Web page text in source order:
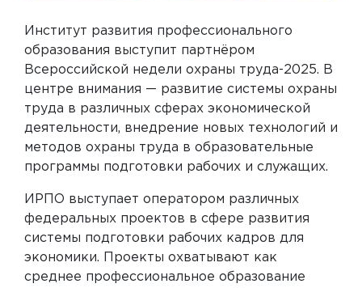
Институт развития профессионального
образования выступит партнёром
Всероссийской недели охраны труда-2025. В
центре внимания — развитие системы охраны
труда в различных сферах экономической
деятельности, внедрение новых технологий и
методов охраны труда в образовательные
программы подготовки рабочих и служащих.
ИРПО выступает оператором различных
федеральных проектов в сфере развития
системы подготовки рабочих кадров для
экономики. Проекты охватывают как
среднее профессиональное образование